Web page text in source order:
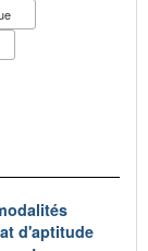
d'aptitude